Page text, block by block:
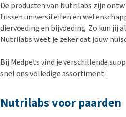
De producten van Nutrilabs zijn
tussen universiteiten en
diervoeding en bijvoeding. Zo kun jij
Nutrilabs weet je zeker dat jouw
Bij Medpets vind je verschillende
snel ons volledige assortiment!
Nutrilabs voor paarden